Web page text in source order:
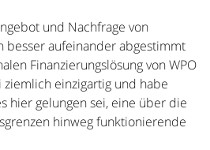
und Nachfrage von
besser aufeinander abgestimmt
Finanzierungslösung von WPO
ziemlich einzigartig und habe
hier gelungen sei, eine über die
hinweg funktionierende